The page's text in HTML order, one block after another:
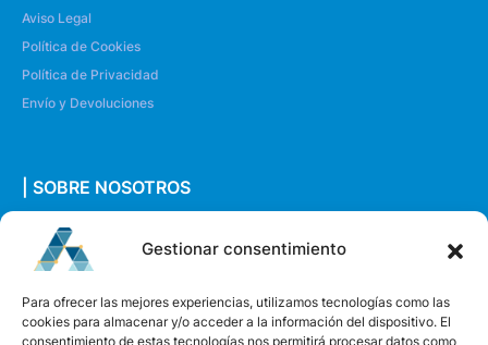
Gestionar consentimiento
Para ofrecer las mejores experiencias, utilizamos tecnologías como las
cookies para almacenar y/o acceder a la información del dispositivo. El
consentimiento de estas tecnologías nos permitirá procesar datos como
Aviso Legal
Política de Cookies
Política de Privacidad
Envío y Devoluciones
| SOBRE NOSOTROS
Quiénes somos
Envíanos un mensaje